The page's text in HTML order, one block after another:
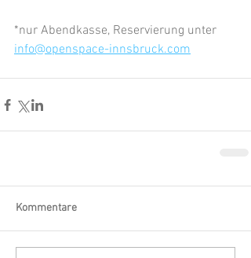
*nur Abendkasse, Reservierung unter
info@openspace-innsbruck.com
Kommentare